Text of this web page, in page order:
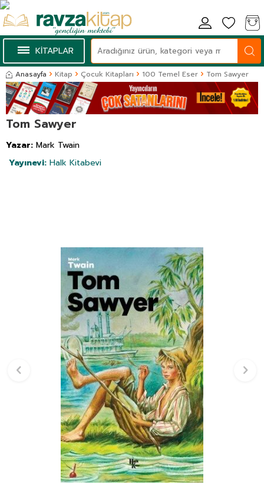
KİTAPLAR
Anasayfa Kitap Çocuk Kitapları 100 Temel Eser Tom Sawyer
Tom Sawyer
Yazar: Mark Twain
Yayınevi: Halk Kitabevi